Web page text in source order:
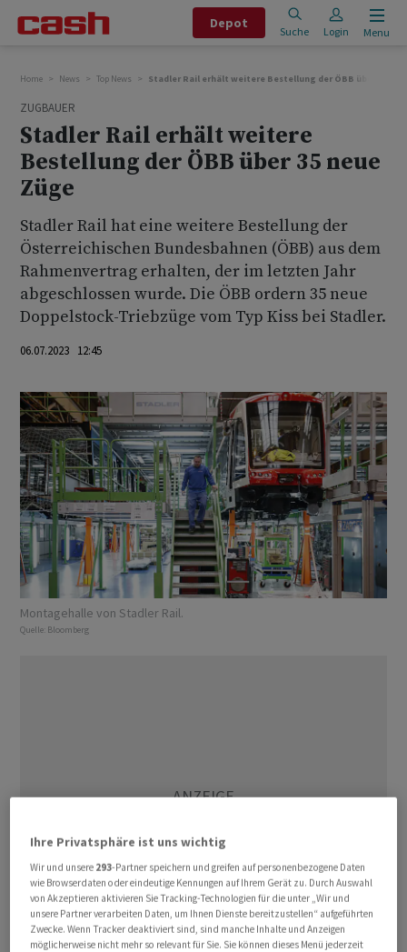
Depot
Suche Login Menu
Home News Top News Stadler Rail erhält weitere Bestellung der ÖBB über 35
ZUGBAUER
Stadler Rail erhält weitere
Bestellung der ÖBB über 35 neue
Züge
Stadler Rail hat eine weitere Bestellung der
Österreichischen Bundesbahnen (ÖBB) aus dem
Rahmenvertrag erhalten, der im letzten Jahr
abgeschlossen wurde. Die ÖBB ordern 35 neue
Doppelstock-Triebzüge vom Typ Kiss bei Stadler.
06.07.2023 12:45
Montagehalle von Stadler Rail.
Quelle: Bloomberg
Ihre Privatsphäre ist uns wichtig
Wir und unsere 293-Partner speichern und greifen auf personenbezogene Daten
wie Browserdaten oder eindeutige Kennungen auf Ihrem Gerät zu. Durch Auswahl
von Akzeptieren aktivieren Sie Tracking-Technologien für die unter „Wir und
unsere Partner verarbeiten Daten, um Ihnen Dienste bereitzustellen“ aufgeführten
Zwecke. Wenn Tracker deaktiviert sind, sind manche Inhalte und Anzeigen
möglicherweise nicht mehr so relevant für Sie. Sie können dieses Menü jederzeit